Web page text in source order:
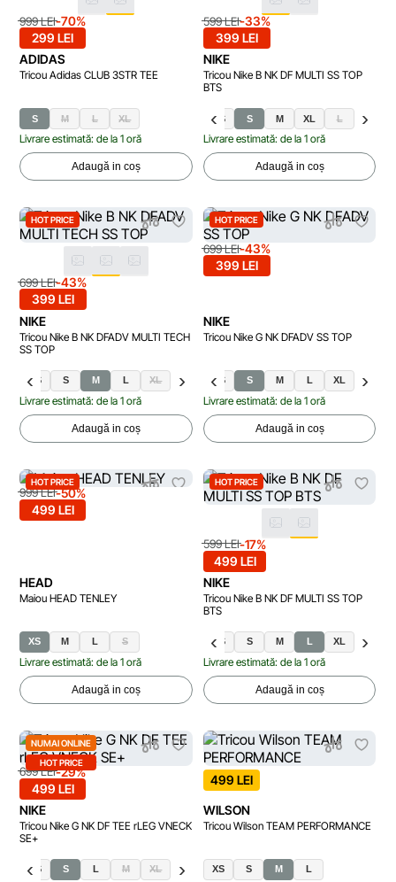
999 LEI-70%
299 LEI
ADIDAS
Tricou Adidas CLUB 3STR TEE
S M L XL
Livrare estimată: de la 1 oră
Adaugă in coș
599 LEI-33%
399 LEI
NIKE
Tricou Nike B NK DF MULTI SS TOP
BTS
XS S M XL L
Livrare estimată: de la 1 oră
Adaugă in coș
HOT PRICE
699 LEI-43%
399 LEI
NIKE
Tricou Nike B NK DFADV MULTI TECH
SS TOP
XS S M L XL
Livrare estimată: de la 1 oră
Adaugă in coș
HOT PRICE
699 LEI-43%
399 LEI
NIKE
Tricou Nike G NK DFADV SS TOP
XS S M L XL
Livrare estimată: de la 1 oră
Adaugă in coș
HOT PRICE
999 LEI-50%
499 LEI
HEAD
Maiou HEAD TENLEY
XS M L S
Livrare estimată: de la 1 oră
Adaugă in coș
HOT PRICE
599 LEI-17%
499 LEI
NIKE
Tricou Nike B NK DF MULTI SS TOP
BTS
XS S M L XL
Livrare estimată: de la 1 oră
Adaugă in coș
NUMAI ONLINE
HOT PRICE
699 LEI-29%
499 LEI
NIKE
Tricou Nike G NK DF TEE rLEG VNECK
SE+
XS S L M XL
499 LEI
WILSON
Tricou Wilson TEAM PERFORMANCE
XS S M L